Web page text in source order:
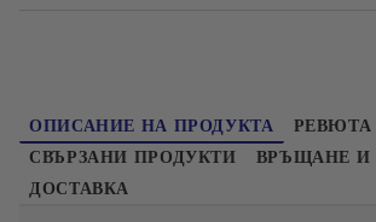
ОПИСАНИЕ НА ПРОДУКТА
РЕВЮТА
СВЪРЗАНИ ПРОДУКТИ
ВРЪЩАНЕ И
ДОСТАВКА